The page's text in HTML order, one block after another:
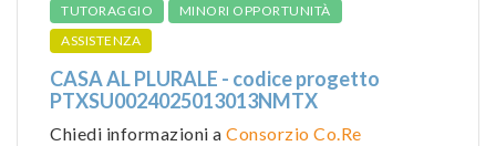
TUTORAGGIO
MINORI OPPORTUNITÀ
ASSISTENZA
CASA AL PLURALE - codice progetto
PTXSU0024025013013NMTX
Chiedi informazioni a Consorzio Co.Re